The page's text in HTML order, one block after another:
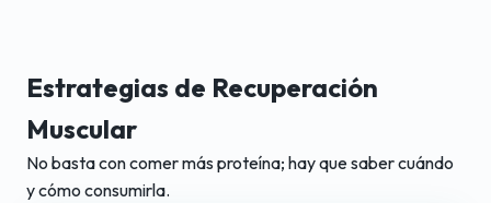
Estrategias de Recuperación
Muscular
No basta con comer más proteína; hay que saber cuándo
y cómo consumirla.